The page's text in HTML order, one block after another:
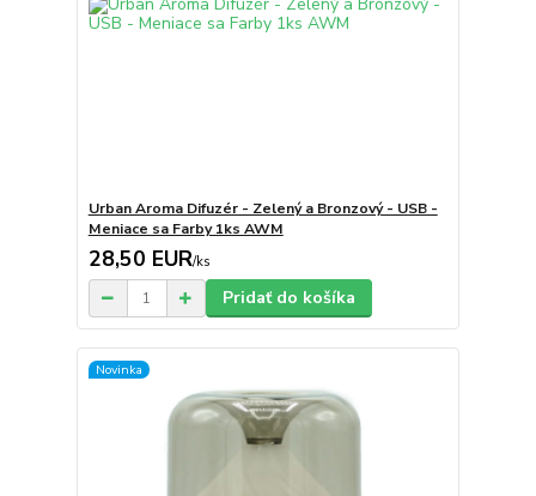
Urban Aroma Difuzér - Zelený a Bronzový - USB -
Meniace sa Farby 1ks AWM
28,50 EUR/ks
Pridať do košíka
Novinka